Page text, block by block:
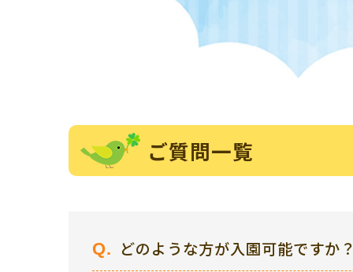
ご質問一覧
どのような方が入園可能ですか